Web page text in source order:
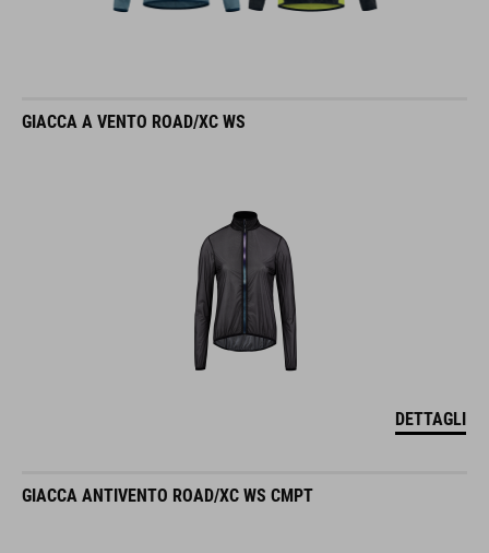
GIACCA A VENTO ROAD/XC WS
DETTAGLI
GIACCA ANTIVENTO ROAD/XC WS CMPT